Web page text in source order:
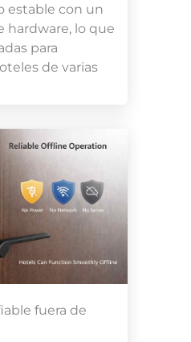
estable con un
hardware, lo que
para
de varias
fuera de